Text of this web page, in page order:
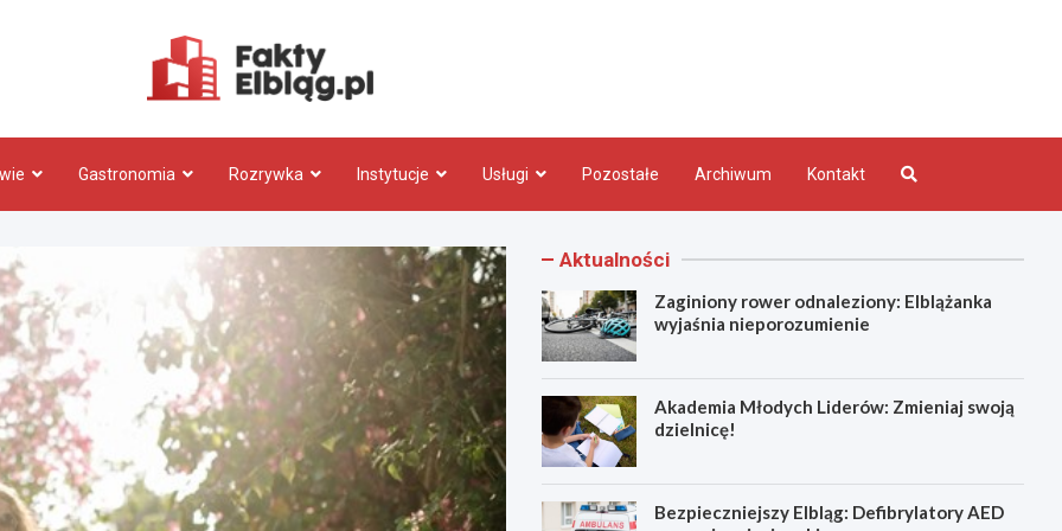
Gastronomia Rozrywka Instytucje Usługi Pozostałe Archiwum Kontakt
Aktualności
Zaginiony rower odnaleziony: Elblążanka
wyjaśnia nieporozumienie
Akademia Młodych Liderów: Zmieniaj swoją
dzielnicę!
Bezpieczniejszy Elbląg: Defibrylatory AED